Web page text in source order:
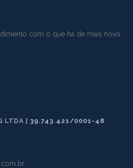
com o que há de mais novo
LTDA | 39.743.421/0001-48